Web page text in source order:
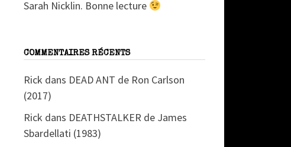
Sarah Nicklin. Bonne lecture
COMMENTAIRES RÉCENTS
Rick dans DEAD ANT de Ron Carlson
(2017)
Rick dans DEATHSTALKER de James
Sbardellati (1983)